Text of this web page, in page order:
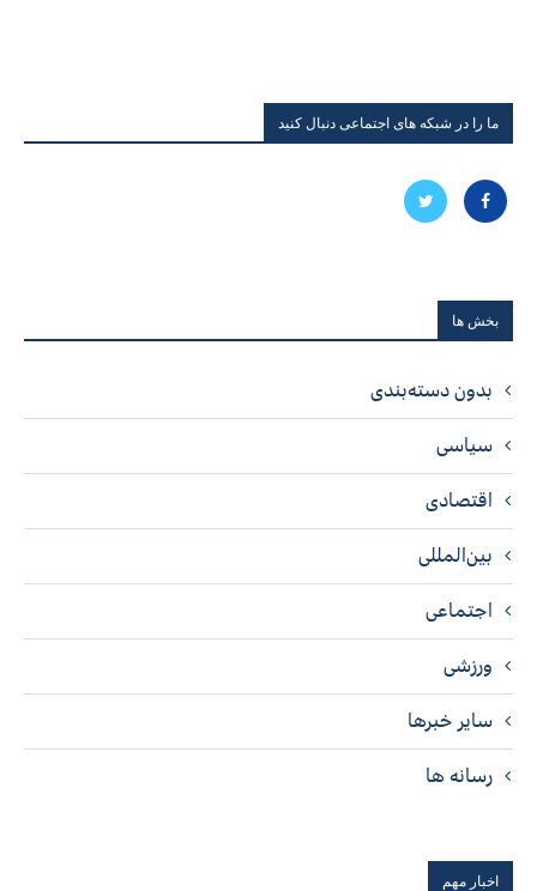
ما را در شبکه های اجتماعی دنبال کنید
بخش ها
بدون دسته‌بندی
سیاسی
اقتصادی
بین‌المللی
اجتماعی
ورزشی
سایر خبرها
رسانه ها
اخبار مهم